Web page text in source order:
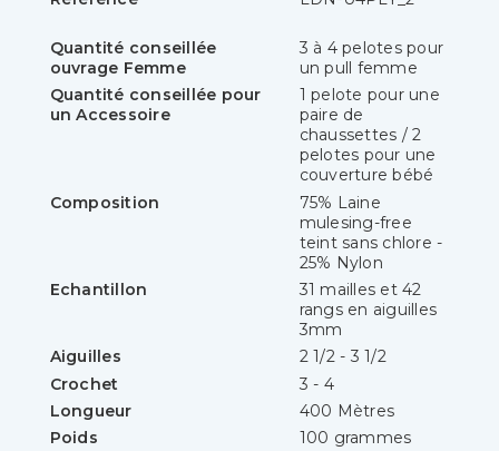
Quantité conseillée
ouvrage Femme
3 à 4 pelotes pour
un pull femme
Quantité conseillée pour
un Accessoire
1 pelote pour une
paire de
chaussettes / 2
pelotes pour une
couverture bébé
Composition
75% Laine
mulesing-free
teint sans chlore -
25% Nylon
Echantillon
31 mailles et 42
rangs en aiguilles
3mm
Aiguilles
2 1/2 - 3 1/2
Crochet
3 - 4
Longueur
400 Mètres
Poids
100 grammes